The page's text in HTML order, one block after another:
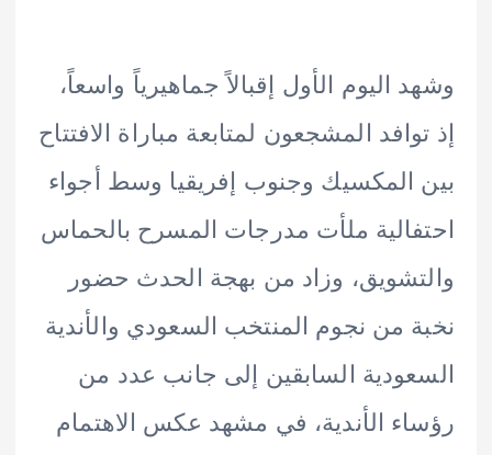
اليوم الأول إقبالاً جماهيرياً واسعاً،
المشجعون لمتابعة مباراة الافتتاح
المكسيك وجنوب إفريقيا وسط أجواء
ملأت مدرجات المسرح بالحماس
وزاد من بهجة الحدث حضور
من نجوم المنتخب السعودي والأندية
السابقين إلى جانب عدد من
الأندية، في مشهد عكس الاهتمام